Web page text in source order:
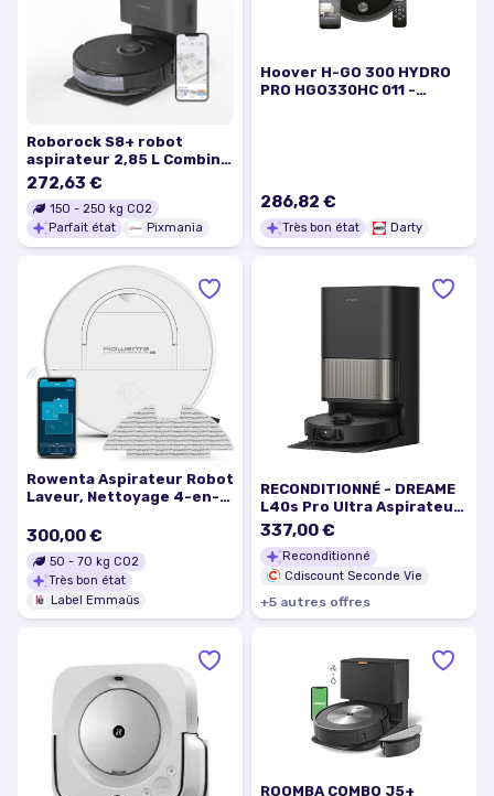
Roborock S8+ robot
aspirateur 2,85 L Combiné
Noir - Excellent état
272,63 €
150 - 250 kg CO2
Parfait état
Pixmania
Hoover H-GO 300 HYDRO
PRO HGO330HC 011 -
286,82 €
Très bon état Darty
Rowenta Aspirateur Robot
Laveur, Nettoyage 4-en-1
300,00 €
50 - 70 kg CO2
Très bon état
Label Emmaüs
RECONDITIONNÉ - DREAME
L40s Pro Ultra Aspirateur
Robot Laveur Noir- 19 000
Pa Brosse Double
HyperStream 70-79 %
neuve B3
337,00 €
Reconditionné
Cdiscount Seconde Vie
+5 autres offres
ROOMBA COMBO J5+